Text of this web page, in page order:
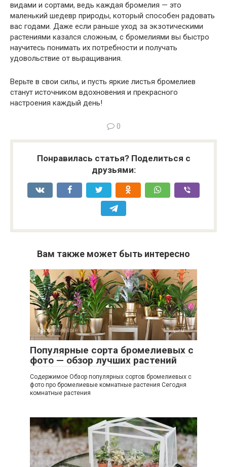
видами и сортами, ведь каждая бромелия — это
маленький шедевр природы, который способен радовать
вас годами. Даже если раньше уход за экзотическими
растениями казался сложным, с бромелиями вы быстро
научитесь понимать их потребности и получать
удовольствие от выращивания.
Верьте в свои силы, и пусть яркие листья бромелиев
станут источником вдохновения и прекрасного
настроения каждый день!
0
Понравилась статья? Поделиться с
друзьями:
Вам также может быть интересно
Бромелиевые 0
Популярные сорта бромелиевых с
фото — обзор лучших растений
Содержимое Обзор популярных сортов бромелиевых с
фото про бромелиевые комнатные растения Сегодня
комнатные растения